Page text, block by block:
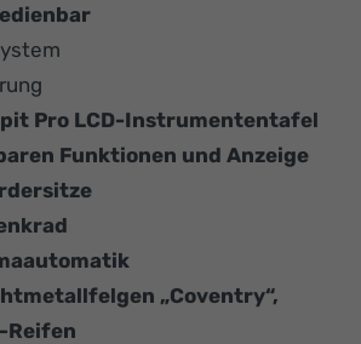
Pro LCD-Instrumententafel
Funktionen und Anzeige
„Coventry“,
Reifen